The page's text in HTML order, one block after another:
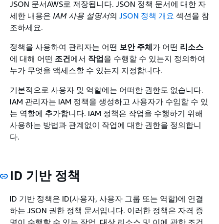
JSON 문서AWS로 저장됩니다. JSON 정책 문서에 대한 자
세한 내용은 IAM 사용 설명서의 JSON 정책 개요 섹션을 참
조하세요.
정책을 사용하여 관리자는 어떤 보안 주체가 어떤 리소스
에 대해 어떤 조건에서 작업을 수행할 수 있는지 정의하여
누가 무엇을 액세스할 수 있는지 지정합니다.
기본적으로 사용자 및 역할에는 어떠한 권한도 없습니다.
IAM 관리자는 IAM 정책을 생성하고 사용자가 수임할 수 있
는 역할에 추가합니다. IAM 정책은 작업을 수행하기 위해
사용하는 방법과 관계없이 작업에 대한 권한을 정의합니
다.
ID 기반 정책
ID 기반 정책은 ID(사용자, 사용자 그룹 또는 역할)에 연결
하는 JSON 권한 정책 문서입니다. 이러한 정책은 자격 증
명이 수행할 수 있는 작업, 대상 리소스 및 이에 관한 조건